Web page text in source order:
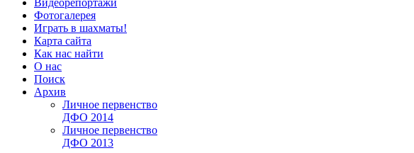
Видеорепортажи
Фотогалерея
Играть в шахматы!
Карта сайта
Как нас найти
О нас
Поиск
Архив
Личное первенство
ДФО 2014
Личное первенство
ДФО 2013